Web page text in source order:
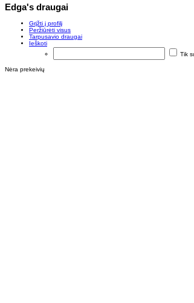
Edga's draugai
Grįžti į profilį
Peržiūrėti visus
Tarpusavio draugai
Ieškoti
Tik
Nėra prekeivių